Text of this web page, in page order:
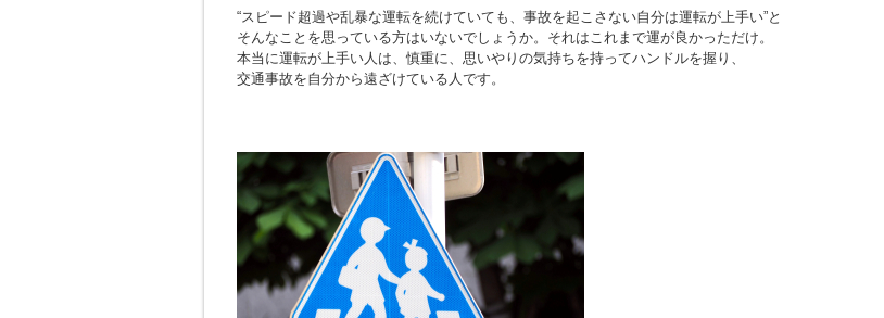
“スピード超過や乱暴な運転を続けていても、事故を起こさない自分は運転が上手い”と
そんなことを思っている方はいないでしょうか。それはこれまで運が良かっただけ。
本当に運転が上手い人は、慎重に、思いやりの気持ちを持ってハンドルを握り、
交通事故を自分から遠ざけている人です。